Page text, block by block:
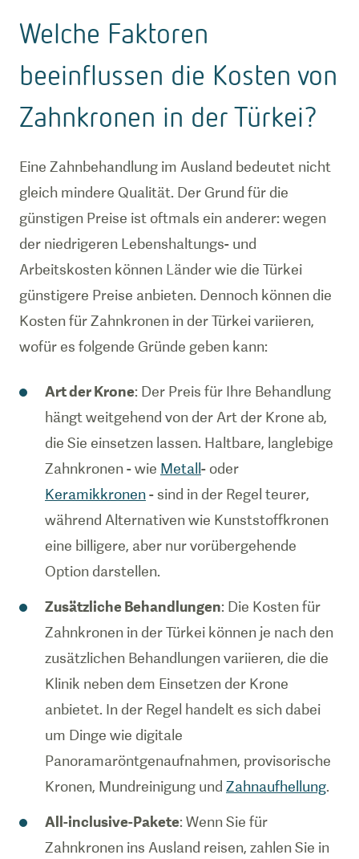
Welche Faktoren
beeinflussen die Kosten von
Zahnkronen in der Türkei?
Eine Zahnbehandlung im Ausland bedeutet nicht
gleich mindere Qualität. Der Grund für die
günstigen Preise ist oftmals ein anderer: wegen
der niedrigeren Lebenshaltungs- und
Arbeitskosten können Länder wie die Türkei
günstigere Preise anbieten. Dennoch können die
Kosten für Zahnkronen in der Türkei variieren,
wofür es folgende Gründe geben kann:
Art der Krone: Der Preis für Ihre Behandlung
hängt weitgehend von der Art der Krone ab,
die Sie einsetzen lassen. Haltbare, langlebige
Zahnkronen - wie Metall - oder
Keramikkronen- sind in der Regel teurer,
während Alternativen wie Kunststoffkronen
eine billigere, aber nur vorübergehende
Option darstellen.
Zusätzliche Behandlungen: Die Kosten für
Zahnkronen in der Türkei können je nach den
zusätzlichen Behandlungen variieren, die die
Klinik neben dem Einsetzen der Krone
anbietet. In der Regel handelt es sich dabei
um Dinge wie digitale
Panoramaröntgenaufnahmen, provisorische
Kronen, Mundreinigung und Zahnaufhellung.
All-inclusive-Pakete: Wenn Sie für
Zahnkronen ins Ausland reisen, zahlen Sie in